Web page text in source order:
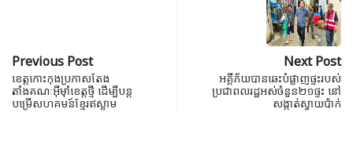
Previous Post
ខេត្តកោះកុងប្រកាសតែង
តាំងគណៈអ៊ីម៉ាំខេត្តថ្មី ដើម្បីបន្ត
បម្រើសហគមន៍ខ្មែរឥស្លាម
Next Post
អគ្គីភ័យបានឆេះបំផ្លាញផ្ទះរបស់
ប្រជាពលរដ្ឋអស់ចំនួន២១ផ្ទះ នៅ
សង្កាត់ស្វាយប៉ាក់